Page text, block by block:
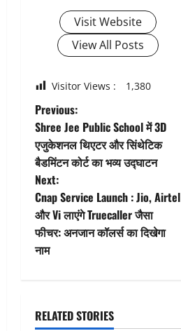
Visit Website
View All Posts
Visitor Views : 1,380
P
o
s
t
n
a
i
Previous:
Shree Jee Public School में 3D
एजुकेशनल थिएटर और सिंथेटिक
बैडमिंटन कोर्ट का भव्य उद्घाटन
Next:
Cnap Service Launch : Jio, Airtel
और Vi लाएंगे Truecaller जैसा
फीचर: अनजान कॉलर्स का दिखेगा
नाम
RELATED STORIES